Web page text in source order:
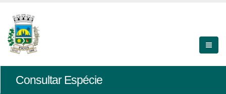
Consultar Espécie